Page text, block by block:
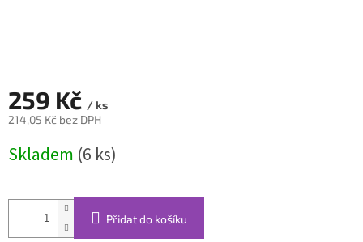
259 Kč / ks
214,05 Kč bez DPH
cena:
Skladem (6 ks)
Přidat do košíku